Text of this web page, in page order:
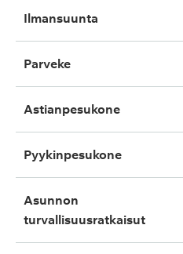
ilmansuunta
parveke
astianpesukone
pyykinpesukone
asunnon
turvallisuusratkaisut